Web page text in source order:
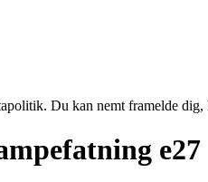
Du kan nemt framelde
e27